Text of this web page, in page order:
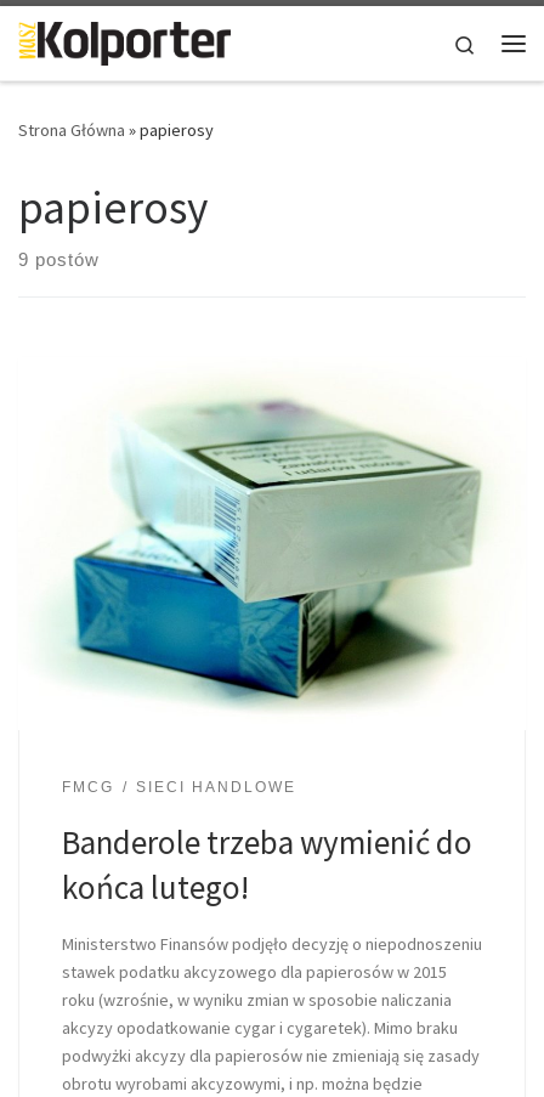
Skip to content
Search
Strona Główna »papierosy
papierosy
9 postów
FMCG SIECI HANDLOWE
Banderole trzeba wymienić do
końca lutego!
Ministerstwo Finansów podjęło decyzję o niepodnoszeniu
stawek podatku akcyzowego dla papierosów w 2015
roku (wzrośnie, w wyniku zmian w sposobie naliczania
akcyzy opodatkowanie cygar i cygaretek). Mimo braku
podwyżki akcyzy dla papierosów nie zmieniają się zasady
obrotu wyrobami akcyzowymi, i np. można będzie